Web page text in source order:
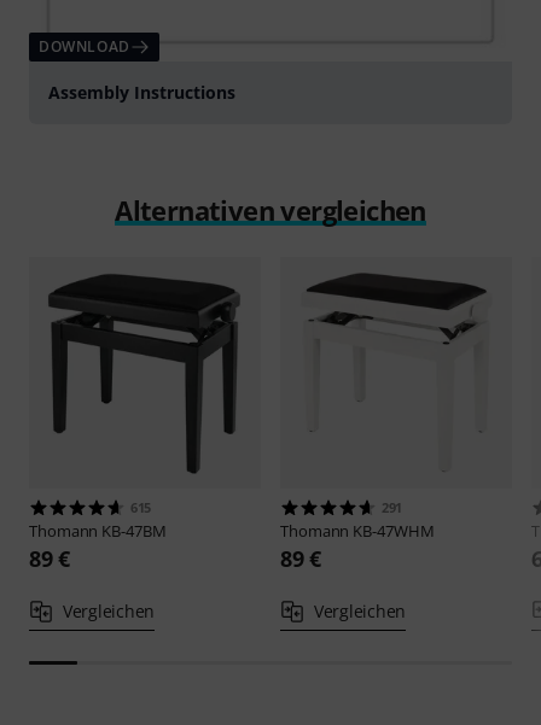
DOWNLOAD
Assembly Instructions
Alternativen vergleichen
615
Thomann KB-47BM
89 €
Vergleichen
291
Thomann KB-47WHM
89 €
Vergleichen